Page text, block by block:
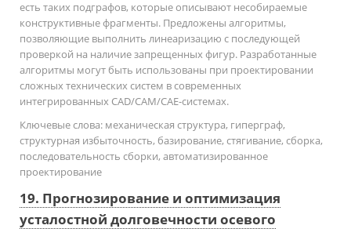
есть таких подграфов, которые описывают несобираемые
конструктивные фрагменты. Предложены алгоритмы,
позволяющие выполнить линеаризацию с последующей
проверкой на наличие запрещенных фигур. Разработанные
алгоритмы могут быть использованы при проектировании
сложных технических систем в современных
интегрированных CAD/CAM/CAE-системах.
Ключевые слова: механическая структура, гиперграф,
структурная избыточность, базирование, стягивание, сборка,
последовательность сборки, автоматизированное
проектирование
19. Прогнозирование и оптимизация
усталостной долговечности осевого